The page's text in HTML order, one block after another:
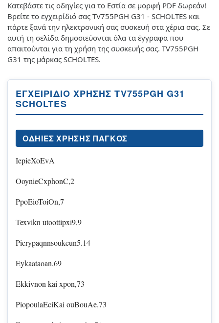
Κατεβάστε τις οδηγίες για το Εστία σε μορφή PDF δωρεάν!
Βρείτε το εγχειρίδιό σας TV755PGH G31 - SCHOLTES και
πάρτε ξανά την ηλεκτρονική σας συσκευή στα χέρια σας. Σε
αυτή τη σελίδα δημοσιεύονται όλα τα έγγραφα που
απαιτούνται για τη χρήση της συσκευής σας. TV755PGH
G31 της μάρκας SCHOLTES.
ΕΓΧΕΙΡΊΔΙΟ ΧΡΉΣΗΣ TV755PGH G31
SCHOLTES
OΔΗΊΕΣ ΧΡΉΣΗΣ ΠΑΓΚΟΣ
IepieXoEvA
OoynieCxphonC,2
PpoEioToiOn,7
Texvikn utoottipxi9,9
Pierypaqnnsoukeun5.14
Eykaataoan,69
Ekkivnon kai xpon,73
PiopoulaEciKai ouBouAe,73